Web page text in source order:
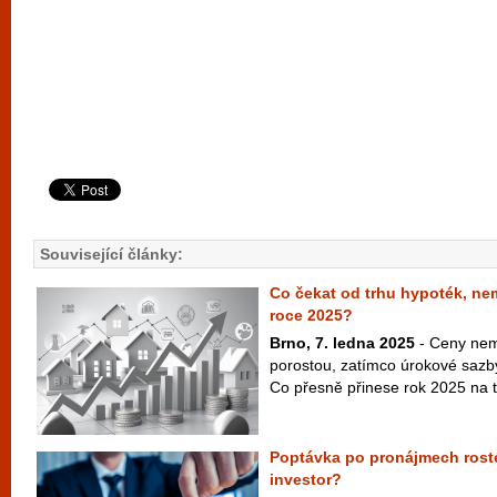
Související články:
Co čekat od trhu hypoték,
roce 2025?
Brno, 7. ledna 2025 - Ceny
porostou, zatímco úrokové
Co přesně přinese rok 2025 na
Poptávka po pronájmech
investor?